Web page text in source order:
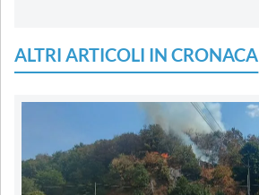
ALTRI ARTICOLI IN CRONACA